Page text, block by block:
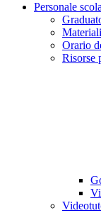
Personale
Orario
Risorse